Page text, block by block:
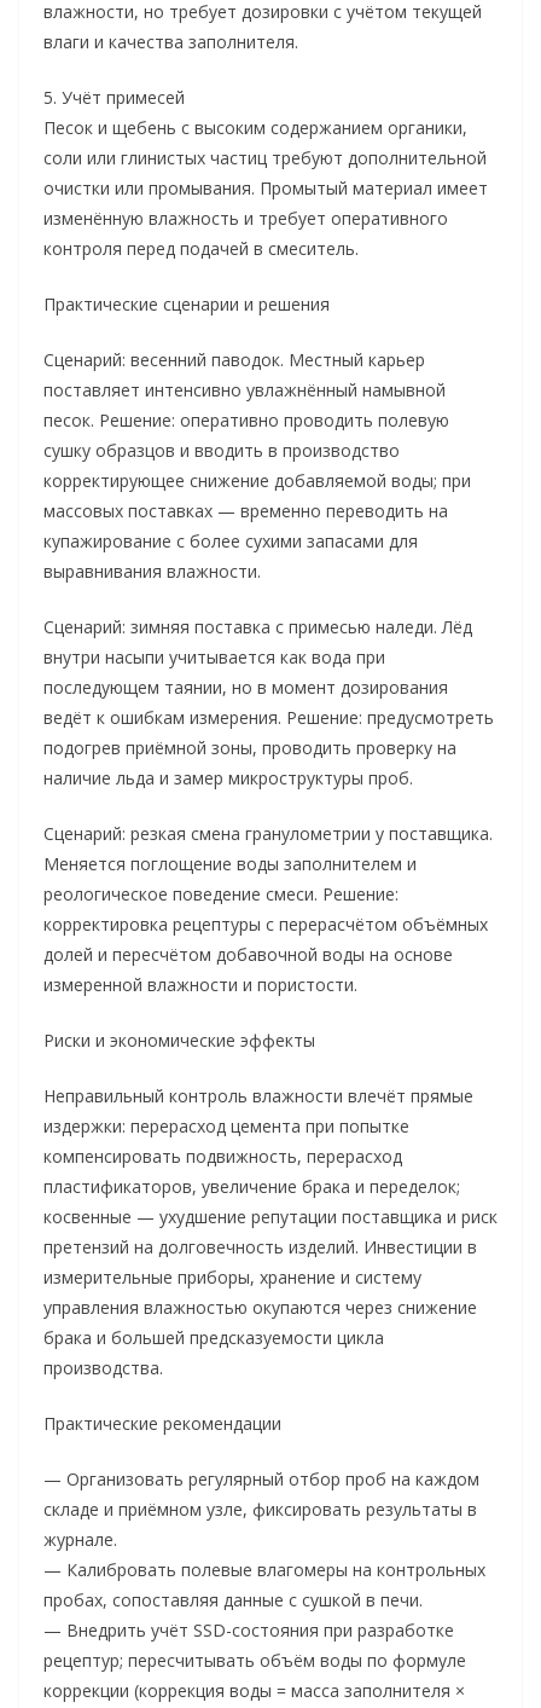
влажности, но требует дозировки с учётом текущей
влаги и качества заполнителя.
5. Учёт примесей
Песок и щебень с высоким содержанием органики,
соли или глинистых частиц требуют дополнительной
очистки или промывания. Промытый материал имеет
изменённую влажность и требует оперативного
контроля перед подачей в смеситель.
Практические сценарии и решения
Сценарий: весенний паводок. Местный карьер
поставляет интенсивно увлажнённый намывной
песок. Решение: оперативно проводить полевую
сушку образцов и вводить в производство
корректирующее снижение добавляемой воды; при
массовых поставках — временно переводить на
купажирование с более сухими запасами для
выравнивания влажности.
Сценарий: зимняя поставка с примесью наледи. Лёд
внутри насыпи учитывается как вода при
последующем таянии, но в момент дозирования
ведёт к ошибкам измерения. Решение: предусмотреть
подогрев приёмной зоны, проводить проверку на
наличие льда и замер микроструктуры проб.
Сценарий: резкая смена гранулометрии у поставщика.
Меняется поглощение воды заполнителем и
реологическое поведение смеси. Решение:
корректировка рецептуры с перерасчётом объёмных
долей и пересчётом добавочной воды на основе
измеренной влажности и пористости.
Риски и экономические эффекты
Неправильный контроль влажности влечёт прямые
издержки: перерасход цемента при попытке
компенсировать подвижность, перерасход
пластификаторов, увеличение брака и переделок;
косвенные — ухудшение репутации поставщика и риск
претензий на долговечность изделий. Инвестиции в
измерительные приборы, хранение и систему
управления влажностью окупаются через снижение
брака и большей предсказуемости цикла
производства.
Практические рекомендации
— Организовать регулярный отбор проб на каждом
складе и приёмном узле, фиксировать результаты в
журнале.
— Калибровать полевые влагомеры на контрольных
пробах, сопоставляя данные с сушкой в печи.
— Внедрить учёт SSD-состояния при разработке
рецептур; пересчитывать объём воды по формуле
коррекции (коррекция воды = масса заполнителя ×